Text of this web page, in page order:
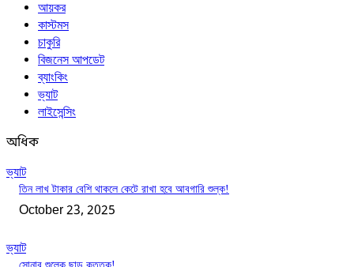
আয়কর
কাস্টমস
চাকুরি
বিজনেস আপডেট
ব্যাংকিং
ভ্যাট
লাইসেন্সিং
অধিক
ভ্যাট
তিন লাখ টাকার বেশি থাকলে কেটে রাখা হবে আবগারি শুল্ক!
October 23, 2025
ভ্যাট